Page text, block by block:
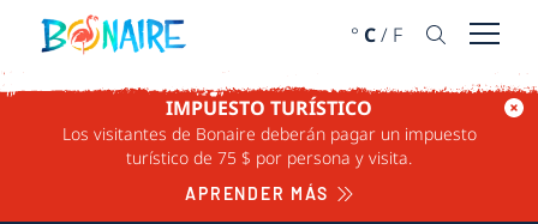
IR AL CONTENIDO
° C/ F Abrir
IMPUESTO TURÍSTICO
Los visitantes de Bonaire deberán pagar un impuesto
turístico de 75 $ por persona y visita.
APRENDER MÁS